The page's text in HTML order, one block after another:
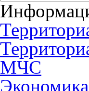
МЧС
Экономика